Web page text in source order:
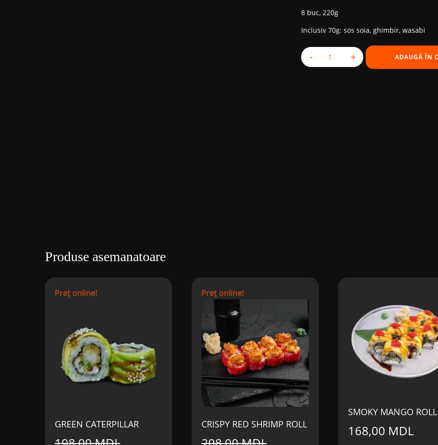
a
fost:
168,00 MDL.
este:
148,00 MDL.
8 buc, 220g
Inclusiv 70g: sos soia, ghimbir, wasabi
Cantitate Red Salmon Roll
- + ADAUGĂ ÎN
Produse asemanatoare
Preț online!
GREEN CATERPILLAR
Preț online!
CRISPY RED SHRIMP ROLL
SMOKY MANGO ROLL
168,00 MDL